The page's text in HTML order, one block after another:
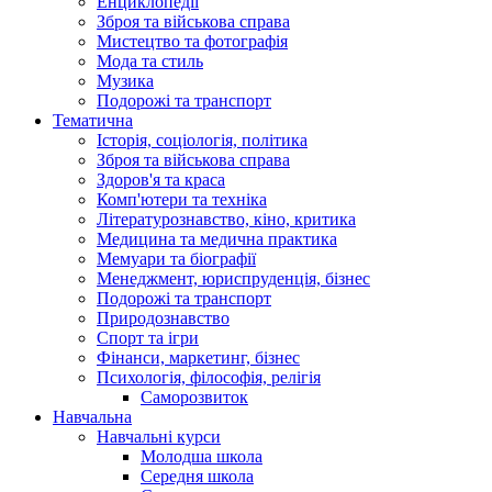
Зброя та військова справа
Мистецтво та фотографія
Мода та стиль
Музика
Подорожі та транспорт
Тематична
Історія, соціологія, політика
Зброя та військова справа
Здоров'я та краса
Комп'ютери та техніка
Літературознавство, кіно, критика
Медицина та медична практика
Мемуари та біографії
Менеджмент, юриспруденція, бізнес
Подорожі та транспорт
Природознавство
Спорт та ігри
Фінанси, маркетинг, бізнес
Психологія, філософія, релігія
Саморозвиток
Навчальна
Навчальні курси
Молодша школа
Середня школа